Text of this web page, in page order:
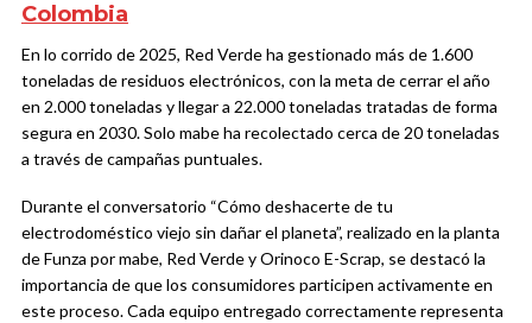
Colombia
En lo corrido de 2025, Red Verde ha gestionado más de 1.600
toneladas de residuos electrónicos, con la meta de cerrar el año
en 2.000 toneladas y llegar a 22.000 toneladas tratadas de forma
segura en 2030. Solo mabe ha recolectado cerca de 20 toneladas
a través de campañas puntuales.
Durante el conversatorio “Cómo deshacerte de tu
electrodoméstico viejo sin dañar el planeta”, realizado en la planta
de Funza por mabe, Red Verde y Orinoco E-Scrap, se destacó la
importancia de que los consumidores participen activamente en
este proceso. Cada equipo entregado correctamente representa